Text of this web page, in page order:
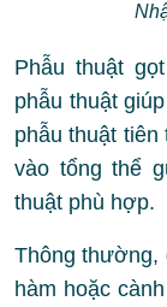
Phẫu thuật
phẫu thuật
phẫu thuật
vào tổng thể
thuật phù hợp.
Thông thường,
hàm hoặc